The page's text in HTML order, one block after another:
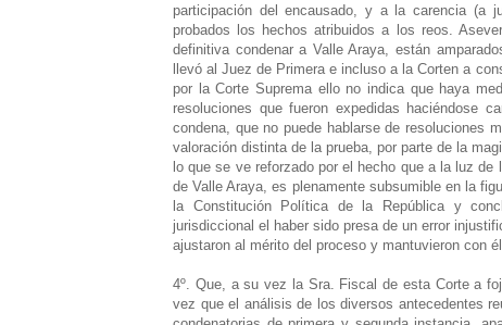
participación del encausado, y a la carencia (a
probados los hechos atribuidos a los reos.
definitiva condenar a Valle Araya, están
llevó al Juez de Primera e incluso a la Corten a
por la Corte Suprema ello no indica que haya
resoluciones que fueron expedidas haciéndose
condena, que no puede hablarse de resoluciones
valoración distinta de la prueba, por parte de la
lo que se ve reforzado por el hecho que a la luz
de Valle Araya, es plenamente subsumible en la
la Constitución Política de la República y
jurisdiccional el haber sido presa de un error
ajustaron al mérito del proceso y mantuvieron con
4º. Que, a su vez la Sra. Fiscal de esta Corte a
vez que el análisis de los diversos antecedentes